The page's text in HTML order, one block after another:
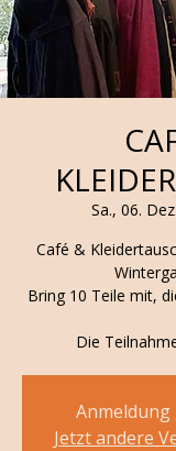
Sa., 06. Dez.
Café &
Bring 10 Teile mit,
Die
Anmeldung
Jetzt andere